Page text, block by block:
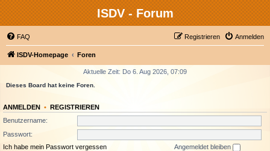
ISDV - Forum
FAQ Anmelden
Registrieren
ISDV-Homepage Foren
Aktuelle Zeit: Do 6. Aug 2026, 07:09
Dieses Board hat keine Foren.
ANMELDEN • REGISTRIEREN
Benutzername:
Passwort:
Ich habe mein Passwort vergessen
Angemeldet bleiben